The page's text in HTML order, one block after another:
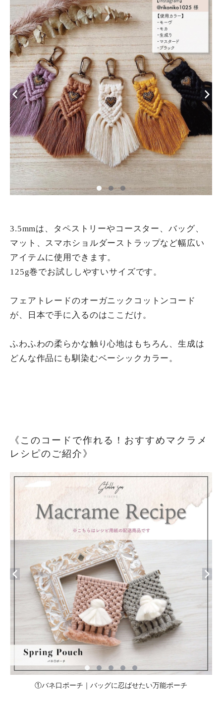
3.5mmは、タペストリーやコースター、バッグ、
マット、スマホショルダーストラップなど幅広い
アイテムに使用できます。
125g巻でお試ししやすいサイズです。
フェアトレードのオーガニックコットンコード
が、日本で手に入るのはここだけ。
ふわふわの柔らかな触り心地はもちろん、生成は
どんな作品にも馴染むベーシックカラー。
《このコードで作れる！おすすめマクラメ
レシピのご紹介》
①バネ口ポーチ｜バッグに忍ばせたい万能ポーチ